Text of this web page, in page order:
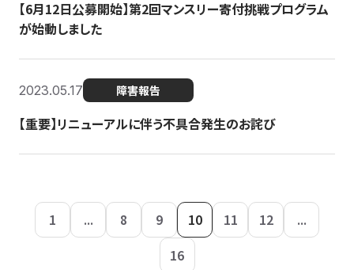
【6月12日公募開始】第2回マンスリー寄付挑戦プログラム
が始動しました
2023.05.17 障害報告
【重要】リニューアルに伴う不具合発生のお詫び
1 ... 8 9 10 11 12
...
16